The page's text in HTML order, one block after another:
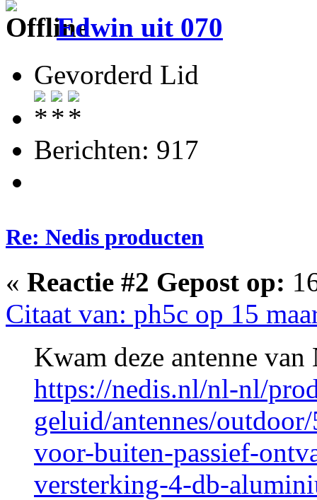
Edwin uit 070
Gevorderd Lid
Berichten: 917
Re: Nedis producten
« Reactie #2 Gepost op:
Citaat van: ph5c op 15
Kwam deze antenne van
https://nedis.nl/nl-nl/
geluid/antennes/
voor-buiten-passief-
versterking-4-db-